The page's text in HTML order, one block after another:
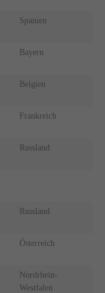
Spanien
Bayern
Belgien
Frankreich
Russland
Russland
Österreich
Nordrhein-
Westfalen